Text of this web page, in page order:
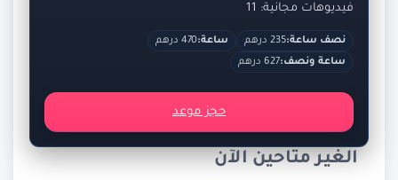
فيديوهات مجانية: 11
نصف ساعة:235 درهم ساعة:470 درهم
ساعة ونصف:627 درهم
حجز موعد
الغير متاحين الآن